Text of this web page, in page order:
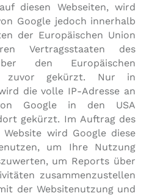
diesen Webseiten, wird
Google jedoch innerhalb
der Europäischen Union
Vertragsstaaten des
den Europäischen
zuvor gekürzt. Nur in
die volle IP-Adresse an
Google in den USA
gekürzt. Im Auftrag des
Website wird Google diese
um Ihre Nutzung
um Reports über
zusammenzustellen
der Websitenutzung und